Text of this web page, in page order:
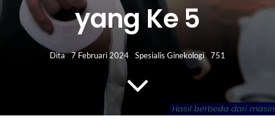
HUBUNGI KAMI
yang Ke 5
Dita 7 Februari 2024 Spesialis Ginekologi 751